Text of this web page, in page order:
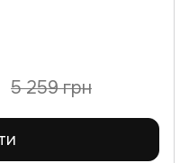
5 259 грн